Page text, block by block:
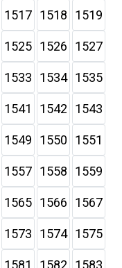
1517 1518 1519
1525 1526 1527
1533 1534 1535
1541 1542 1543
1549 1550 1551
1557 1558 1559
1565 1566 1567
1573 1574 1575
1581 1582 1583